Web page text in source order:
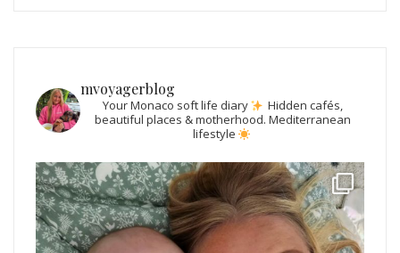
mvoyagerblog
Your Monaco soft life diary
Hidden cafés,
beautiful places & motherhood. Mediterranean
lifestyle